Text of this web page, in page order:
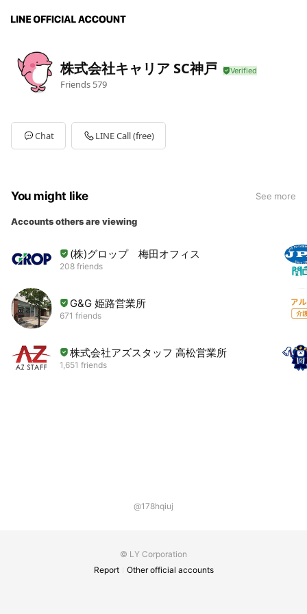
株式会社キャリア SC神戸
Friends 579
Chat LINE Call (free)
You might like See more
Accounts others are viewing
(株)グロップ 梅田オフィス
208 friends
G&G 姫路営業所
671 friends
株式会社アズスタッフ 高松営業所
1,651 friends
@178hqiuj
© LY Corporation
Report
Other official accounts